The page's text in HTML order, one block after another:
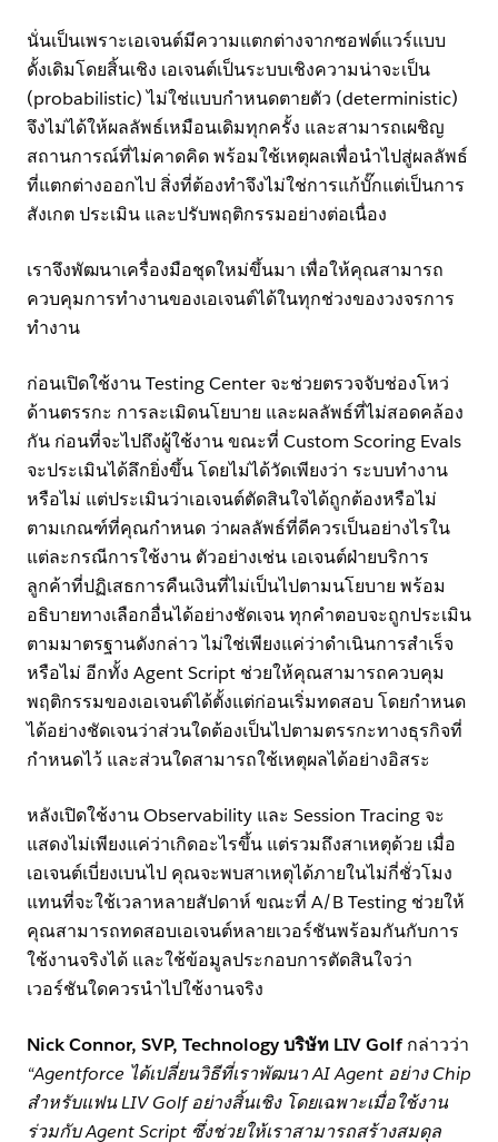
นั่นเป็นเพราะเอเจนต์มีความแตกต่างจากซอฟต์แวร์แบบ
ดั้งเดิมโดยสิ้นเชิง เอเจนต์เป็นระบบเชิงความน่าจะเป็น
(probabilistic) ไม่ใช่แบบกำหนดตายตัว (deterministic)
จึงไม่ได้ให้ผลลัพธ์เหมือนเดิมทุกครั้ง และสามารถเผชิญ
สถานการณ์ที่ไม่คาดคิด พร้อมใช้เหตุผลเพื่อนำไปสู่ผลลัพธ์
ที่แตกต่างออกไป สิ่งที่ต้องทำจึงไม่ใช่การแก้บั๊กแต่เป็นการ
สังเกต ประเมิน และปรับพฤติกรรมอย่างต่อเนื่อง
เราจึงพัฒนาเครื่องมือชุดใหม่ขึ้นมา เพื่อให้คุณสามารถ
ควบคุมการทำงานของเอเจนต์ได้ในทุกช่วงของวงจรการ
ทำงาน
ก่อนเปิดใช้งาน Testing Center จะช่วยตรวจจับช่องโหว่
ด้านตรรกะ การละเมิดนโยบาย และผลลัพธ์ที่ไม่สอดคล้อง
กัน ก่อนที่จะไปถึงผู้ใช้งาน ขณะที่ Custom Scoring Evals
จะประเมินได้ลึกยิ่งขึ้น โดยไม่ได้วัดเพียงว่า ระบบทำงาน
หรือไม่ แต่ประเมินว่าเอเจนต์ตัดสินใจได้ถูกต้องหรือไม่
ตามเกณฑ์ที่คุณกำหนด ว่าผลลัพธ์ที่ดีควรเป็นอย่างไรใน
แต่ละกรณีการใช้งาน ตัวอย่างเช่น เอเจนต์ฝ่ายบริการ
ลูกค้าที่ปฏิเสธการคืนเงินที่ไม่เป็นไปตามนโยบาย พร้อม
อธิบายทางเลือกอื่นได้อย่างชัดเจน ทุกคำตอบจะถูกประเมิน
ตามมาตรฐานดังกล่าว ไม่ใช่เพียงแค่ว่าดำเนินการสำเร็จ
หรือไม่ อีกทั้ง Agent Script ช่วยให้คุณสามารถควบคุม
พฤติกรรมของเอเจนต์ได้ตั้งแต่ก่อนเริ่มทดสอบ โดยกำหนด
ได้อย่างชัดเจนว่าส่วนใดต้องเป็นไปตามตรรกะทางธุรกิจที่
กำหนดไว้ และส่วนใดสามารถใช้เหตุผลได้อย่างอิสระ
หลังเปิดใช้งาน Observability และ Session Tracing จะ
แสดงไม่เพียงแค่ว่าเกิดอะไรขึ้น แต่รวมถึงสาเหตุด้วย เมื่อ
เอเจนต์เบี่ยงเบนไป คุณจะพบสาเหตุได้ภายในไม่กี่ชั่วโมง
แทนที่จะใช้เวลาหลายสัปดาห์ ขณะที่ A/B Testing ช่วยให้
คุณสามารถทดสอบเอเจนต์หลายเวอร์ชันพร้อมกันกับการ
ใช้งานจริงได้ และใช้ข้อมูลประกอบการตัดสินใจว่า
เวอร์ชันใดควรนำไปใช้งานจริง
Nick Connor, SVP, Technology บริษัท LIV Golf กล่าวว่า
“Agentforce ได้เปลี่ยนวิธีที่เราพัฒนา AI Agent อย่าง Chip
สำหรับแฟน LIV Golf อย่างสิ้นเชิง โดยเฉพาะเมื่อใช้งาน
ร่วมกับ Agent Script ซึ่งช่วยให้เราสามารถสร้างสมดุล